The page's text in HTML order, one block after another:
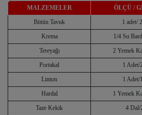
MALZEMELER
ÖLÇÜ /
Bütün Tavuk
1 adet/
Krema
1/4 Su
Tereyağı
2 Yemek
Portakal
1 Adet/
Limon
1 Adet/
Hardal
1 Yemek
Taze Kekik
4 Dal/